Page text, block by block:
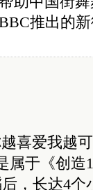
推出的
喜爱我越
于《创造
，长达4